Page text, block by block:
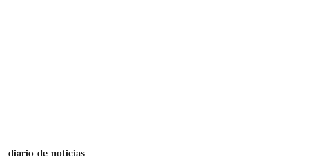
diario-de-noticias